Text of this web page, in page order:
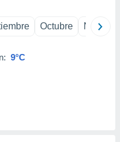
Octubre
9°C